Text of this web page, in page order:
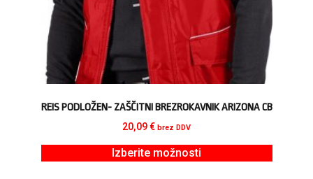
REIS PODLOŽEN- ZAŠČITNI BREZROKAVNIK ARIZONA CB
20,09€ brez DDV
Izberite možnosti